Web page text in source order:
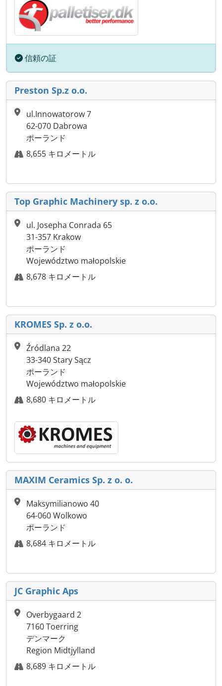
信頼の証
Preston Sp.z o.o.
ul.Innowatorow 7
62-070 Dabrowa
ポーランド
8,655 キロメートル
Top Graphic Machinery sp. z o.o.
ul. Josepha Conrada 65
31-357 Krakow
ポーランド
Województwo małopolskie
8,678 キロメートル
KROMES Sp. z o.o.
Źródlana 22
33-340 Stary Sącz
ポーランド
Województwo małopolskie
8,680 キロメートル
MAXIM Ceramics Sp. z o. o.
Maksymilianowo 40
64-060 Wolkowo
ポーランド
8,684 キロメートル
JC Graphic Aps
Overbygaard 2
7160 Toerring
デンマーク
Region Midtjylland
8,689 キロメートル